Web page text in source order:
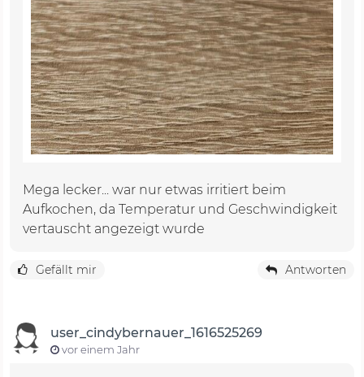
Mega lecker... war nur etwas irritiert beim
Aufkochen, da Temperatur und Geschwindigkeit
vertauscht angezeigt wurde
Gefällt mir Antworten
user_cindybernauer_1616525269
vor einem Jahr